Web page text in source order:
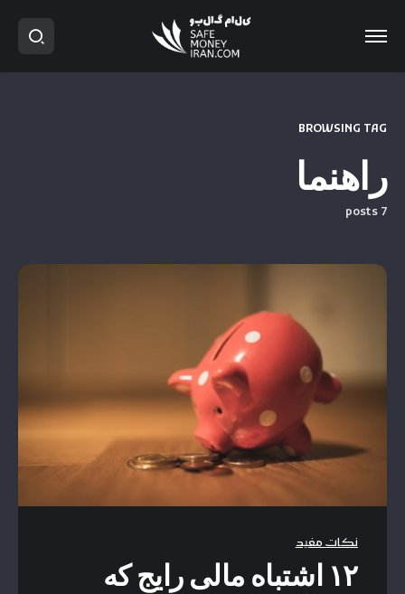
BROWSING TAG
راهنما
7 posts
نکات مفید
۱۲ اشتباه مالی رایج که